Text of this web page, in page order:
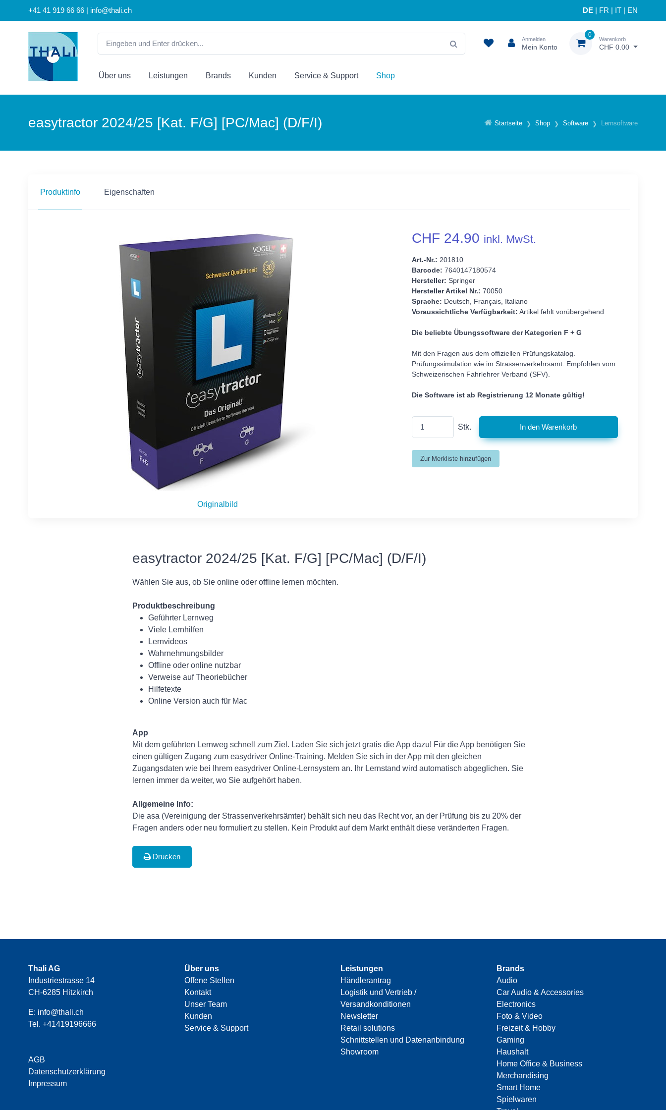
+41 41 919 66 66 | info@thali.ch DE FR IT EN
Anmelden
Mein Konto
0
Warenkorb
CHF 0.00
Über uns Leistungen Brands Kunden Service & Support Shop
Startseite Shop Software Lernsoftware
easytractor 2024/25 [Kat. F/G] [PC/Mac] (D/F/I)
Produktinfo Eigenschaften
Originalbild
CHF 24.90 inkl. MwSt.
Art.-Nr.: 201810
Barcode: 7640147180574
Hersteller: Springer
Hersteller Artikel Nr.: 70050
Sprache: Deutsch, Français, Italiano
Voraussichtliche Verfügbarkeit: Artikel fehlt vorübergehend
Die beliebte Übungssoftware der Kategorien F + G
Mit den Fragen aus dem offiziellen Prüfungskatalog.
Prüfungssimulation wie im Strassenverkehrsamt. Empfohlen vom
Schweizerischen Fahrlehrer Verband (SFV).
Die Software ist ab Registrierung 12 Monate gültig!
Stk.
easytractor 2024/25 [Kat. F/G] [PC/Mac] (D/F/I)
Wählen Sie aus, ob Sie online oder offline lernen möchten.
Produktbeschreibung
Geführter Lernweg
Viele Lernhilfen
Lernvideos
Wahrnehmungsbilder
Offline oder online nutzbar
Verweise auf Theoriebücher
Hilfetexte
Online Version auch für Mac
App
Mit dem geführten Lernweg schnell zum Ziel. Laden Sie sich jetzt gratis die App dazu! Für die App benötigen Sie
einen gültigen Zugang zum easydriver Online-Training. Melden Sie sich in der App mit den gleichen
Zugangsdaten wie bei Ihrem easydriver Online-Lernsystem an. Ihr Lernstand wird automatisch abgeglichen. Sie
lernen immer da weiter, wo Sie aufgehört haben.
Allgemeine Info:
Die asa (Vereinigung der Strassenverkehrsämter) behält sich neu das Recht vor, an der Prüfung bis zu 20% der
Fragen anders oder neu formuliert zu stellen. Kein Produkt auf dem Markt enthält diese veränderten Fragen.
Drucken
Thali AG
Industriestrasse 14
CH-6285 Hitzkirch
E: info@thali.ch
Tel. +41419196666
AGB
Datenschutzerklärung
Impressum
Über uns
Offene Stellen
Kontakt
Unser Team
Kunden
Service & Support
Leistungen
Händlerantrag
Logistik und Vertrieb /
Versandkonditionen
Newsletter
Retail solutions
Schnittstellen und Datenanbindung
Showroom
Brands
Audio
Car Audio & Accessories
Electronics
Foto & Video
Freizeit & Hobby
Gaming
Haushalt
Home Office & Business
Merchandising
Smart Home
Spielwaren